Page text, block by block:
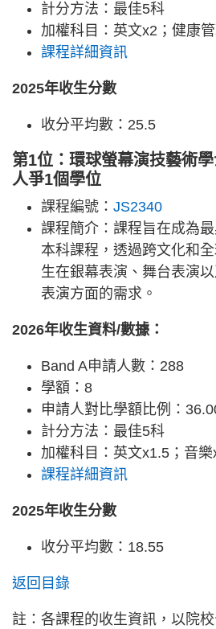
計分方法：最佳5科
加權科目：英文x2；健康
課程詳細資訊
2025年收生分數
收分平均數：25.5
第1位：環球螢幕演技藝術
人爭1個學位
課程編號： JS2340
課程簡介：課程旨在成為
本科課程，透過跨文化和
生在銀幕表演、舞台表演
表演方面的需求。
2026年收生資料/數據：
Band A申請人數：288
學額：8
申請人對比學額比例：
計分方法：最佳5科
加權科目：英文x1.5；音
課程詳細資訊
2025年收生分數
收分平均數：18.55
返回目錄
註：各課程的收生資訊，以院校